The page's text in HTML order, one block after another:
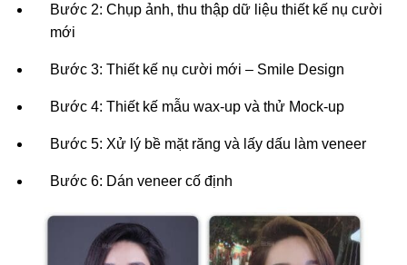
Bước 2: Chụp ảnh, thu thập dữ liệu thiết kế nụ cười
mới
Bước 3: Thiết kế nụ cười mới – Smile Design
Bước 4: Thiết kế mẫu wax-up và thử Mock-up
Bước 5: Xử lý bề mặt răng và lấy dấu làm veneer
Bước 6: Dán veneer cố định